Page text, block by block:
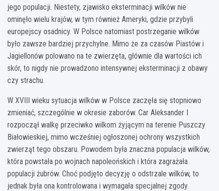
jego populacji. Niestety, zjawisko eksterminacji wilków nie
ominęło wielu krajów, w tym również Ameryki, gdzie przybyli
europejscy osadnicy. W Polsce natomiast postrzeganie wilków
było zawsze bardziej przychylne. Mimo że za czasów Piastów i
Jagiellonów polowano na te zwierzęta, głównie dla wartości ich
skór, to nigdy nie prowadzono intensywnej eksterminacji z obawy
czy strachu.
W XVIII wieku sytuacja wilków w Polsce zaczęła się stopniowo
zmieniać, szczególnie w okresie zaborów. Car Aleksander I
rozpoczął walkę przeciwko wilkom żyjącym na terenie Puszczy
Białowieskiej, mimo wcześniej ogłoszonej ochrony wszystkich
zwierząt tego obszaru. Powodem była znaczna populacja wilków,
która powstała po wojnach napoleońskich i która zagrażała
populacji żubrów. Choć podjęto decyzję o odstrzale wilków, to
jednak była ona kontrolowana i wymagała specjalnej zgody.